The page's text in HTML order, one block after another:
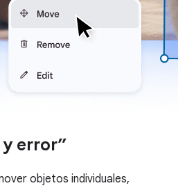
y error”
objetos individuales,